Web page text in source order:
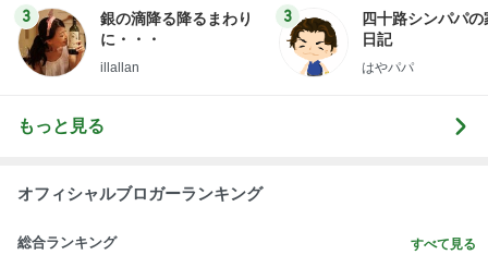
3
銀の滴降る降るまわり
に・・・
illallan
3
四十路シンパパの
日記
はやパパ
もっと見る
オフィシャルブロガーランキング
総合ランキング すべて見る